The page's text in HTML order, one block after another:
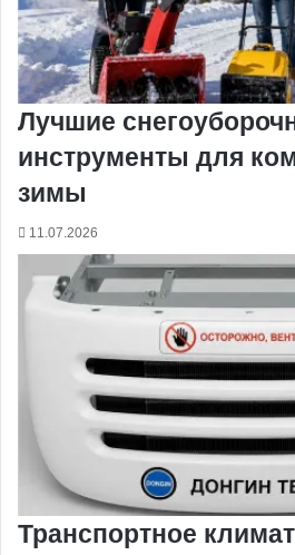
Лучшие
инструменты для
зимы
11.07.2026
Транспортное